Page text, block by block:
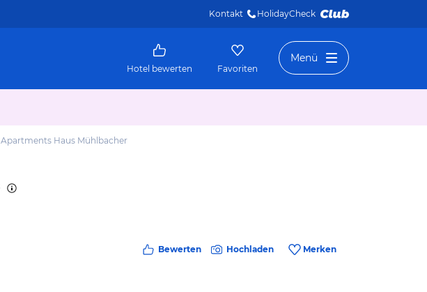
Kontakt HolidayCheck
Hotel bewerten Favoriten
Menü
Apartments Haus Mühlbacher
Bewerten Hochladen Merken